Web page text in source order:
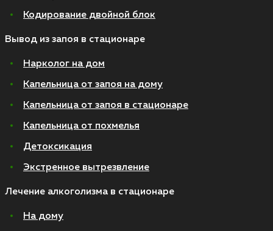
Кодирование двойной блок
Вывод из запоя в стационаре
Нарколог на дом
Капельница от запоя на дому
Капельница от запоя в стационаре
Капельница от похмелья
Детоксикация
Экстренное вытрезвление
Лечение алкоголизма в стационаре
На дому